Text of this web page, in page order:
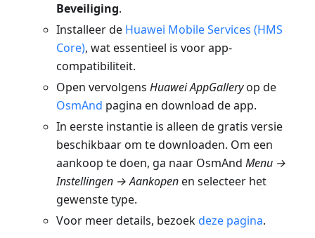
Beveiliging.
Installeer de Huawei Mobile Services (HMS
Core), wat essentieel is voor app-
compatibiliteit.
Open vervolgens Huawei AppGalleryop de
OsmAnd pagina en download de app.
In eerste instantie is alleen de gratis versie
beschikbaar om te downloaden. Om een
aankoop te doen, ga naar OsmAnd Menu →
Instellingen → Aankopenen selecteer het
gewenste type.
Voor meer details, bezoekdeze pagina.